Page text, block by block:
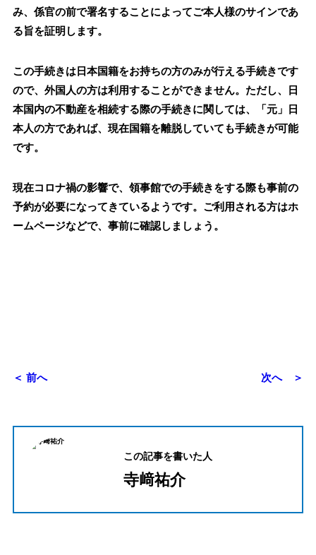
み、係官の前で署名することによってご本人様のサインであ
る旨を証明します。
この手続きは日本国籍をお持ちの方のみが行える手続きです
ので、外国人の方は利用することができません。ただし、日
本国内の不動産を相続する際の手続きに関しては、「元」日
本人の方であれば、現在国籍を離脱していても手続きが可能
です。
現在コロナ禍の影響で、領事館での手続きをする際も事前の
予約が必要になってきているようです。ご利用される方はホ
ームページなどで、事前に確認しましょう。
＜ 前へ 次へ ＞
この記事を書いた人
寺﨑祐介